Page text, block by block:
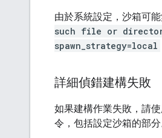
由於系統設定，沙箱可
such file or
spawn_strategy=local
詳細偵錯建構失敗
如果建構作業失敗，請
令，包括設定沙箱的部分